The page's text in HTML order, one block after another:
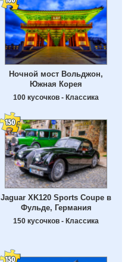
Ночной мост Вольджон,
Южная Корея
100 кусочков - Классика
Jaguar XK120 Sports Coupe в
Фульде, Германия
150 кусочков - Классика